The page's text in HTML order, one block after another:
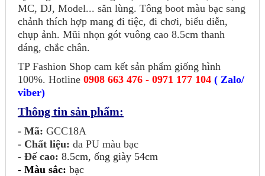
MC, DJ, Model... săn lùng. Tông boot màu bạc sang
chảnh thích hợp mang đi tiệc, đi chơi, biểu diễn,
chụp ảnh. Mũi nhọn gót vuông cao 8.5cm thanh
dáng, chắc chân.
TP Fashion Shop cam kết sản phẩm giống hình
100%. Hotline 0908 663 476 - 0971 177 104 ( Zalo/
viber)
Thông tin sản phẩm:
- Mã: GCC18A
- Chất liệu: da PU màu bạc
- Đế cao: 8.5cm, ống giày 54cm
- Màu sắc: bạc